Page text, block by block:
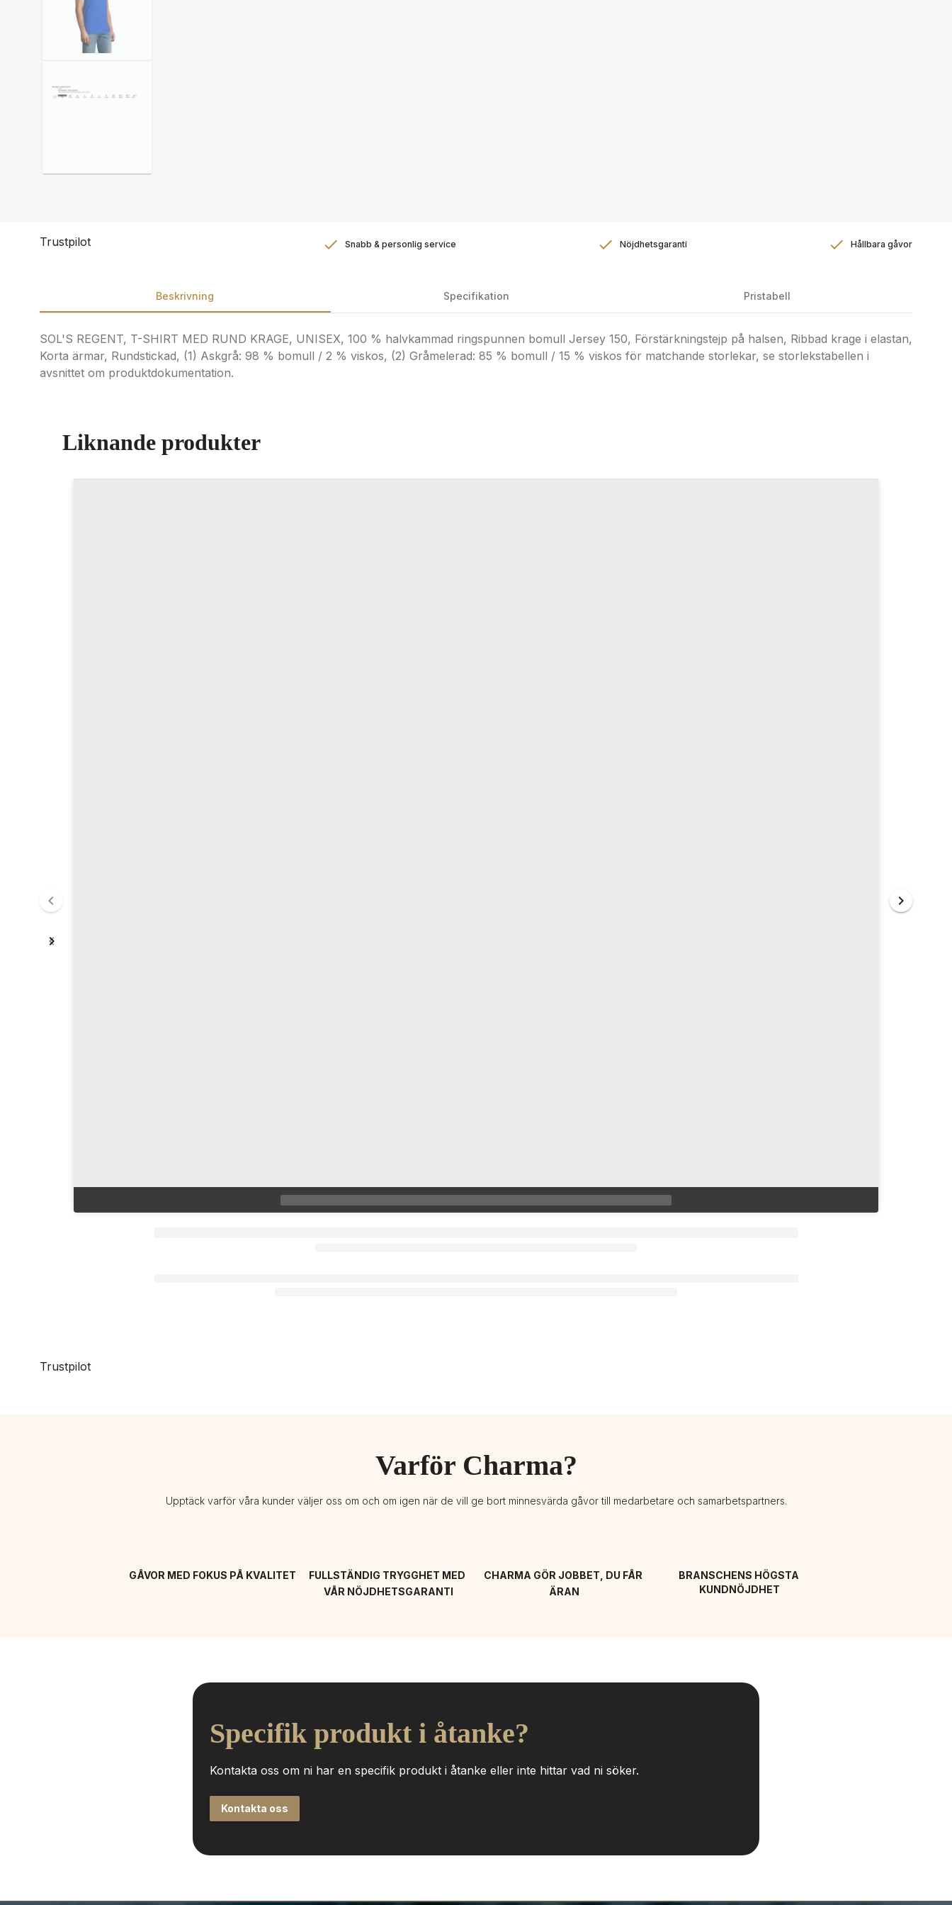
Trustpilot Snabb & personlig service Nöjdhetsgaranti Hållbara gåvor
Beskrivning Specifikation Pristabell
SOL'S REGENT, T-SHIRT MED RUND KRAGE, UNISEX, 100 % halvkammad ringspunnen bomull Jersey 150, Förstärkningstejp på halsen, Ribbad krage i elastan,
Korta ärmar, Rundstickad, (1) Askgrå: 98 % bomull / 2 % viskos, (2) Gråmelerad: 85 % bomull / 15 % viskos för matchande storlekar, se storlekstabellen i
avsnittet om produktdokumentation.
Liknande produkter
Trustpilot
Varför Charma?
Upptäck varför våra kunder väljer oss om och om igen när de vill ge bort minnesvärda gåvor till medarbetare och samarbetspartners.
GÅVOR MED FOKUS PÅ KVALITET
FULLSTÄNDIG TRYGGHET MED
VÅR NÖJDHETSGARANTI
CHARMA GÖR JOBBET, DU FÅR
ÄRAN
BRANSCHENS HÖGSTA
KUNDNÖJDHET
Specifik produkt i åtanke?
Kontakta oss om ni har en specifik produkt i åtanke eller inte hittar vad ni söker.
Kontakta oss